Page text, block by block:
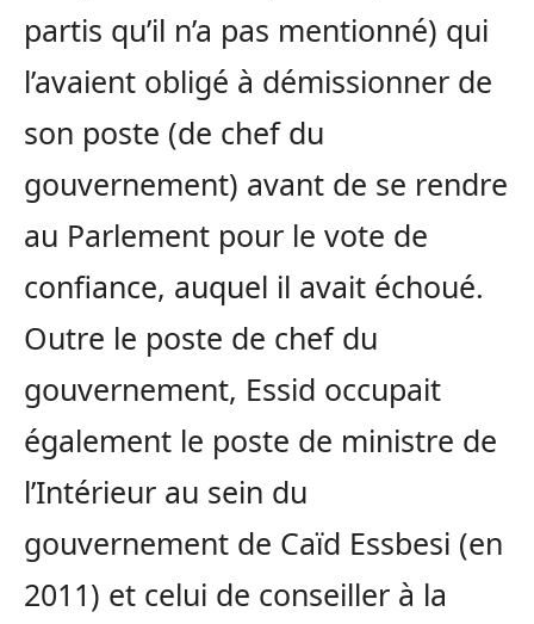
partis qu’il n’a pas mentionné) qui
l’avaient obligé à démissionner de
son poste (de chef du
gouvernement) avant de se rendre
au Parlement pour le vote de
confiance, auquel il avait échoué.
Outre le poste de chef du
gouvernement, Essid occupait
également le poste de ministre de
l’Intérieur au sein du
gouvernement de Caïd Essbesi (en
2011) et celui de conseiller à la